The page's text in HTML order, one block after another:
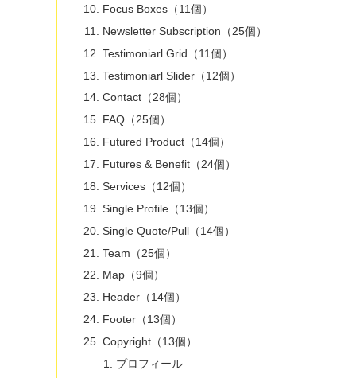
Focus Boxes（11個）
Newsletter Subscription（25個）
Testimoniarl Grid（11個）
Testimoniarl Slider（12個）
Contact（28個）
FAQ（25個）
Futured Product（14個）
Futures & Benefit（24個）
Services（12個）
Single Profile（13個）
Single Quote/Pull（14個）
Team（25個）
Map（9個）
Header（14個）
Footer（13個）
Copyright（13個）
プロフィール